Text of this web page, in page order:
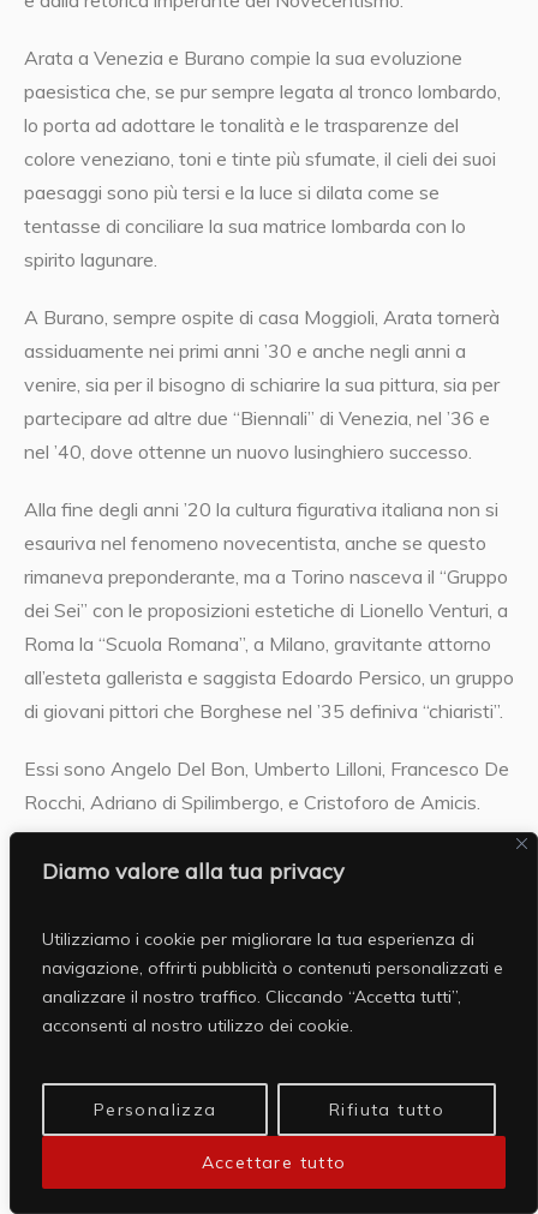
Diamo valore alla tua privacy
Utilizziamo i cookie per migliorare la tua esperienza di
navigazione, offrirti pubblicità o contenuti personalizzati e
analizzare il nostro traffico. Cliccando “Accetta tutti”,
acconsenti al nostro utilizzo dei cookie.
Personalizza Rifiuta tutto
Accettare tutto
Arata a Venezia e Burano compie la sua evoluzione
paesistica che, se pur sempre legata al tronco lombardo,
lo porta ad adottare le tonalità e le trasparenze del
colore veneziano, toni e tinte più sfumate, il cieli dei suoi
paesaggi sono più tersi e la luce si dilata come se
tentasse di conciliare la sua matrice lombarda con lo
spirito lagunare.
A Burano, sempre ospite di casa Moggioli, Arata tornerà
assiduamente nei primi anni ’30 e anche negli anni a
venire, sia per il bisogno di schiarire la sua pittura, sia per
partecipare ad altre due “Biennali” di Venezia, nel ’36 e
nel ’40, dove ottenne un nuovo lusinghiero successo.
Alla fine degli anni ’20 la cultura figurativa italiana non si
esauriva nel fenomeno novecentista, anche se questo
rimaneva preponderante, ma a Torino nasceva il “Gruppo
dei Sei” con le proposizioni estetiche di Lionello Venturi, a
Roma la “Scuola Romana”, a Milano, gravitante attorno
all’esteta gallerista e saggista Edoardo Persico, un gruppo
di giovani pittori che Borghese nel ’35 definiva “chiaristi”.
Essi sono Angelo Del Bon, Umberto Lilloni, Francesco De
Rocchi, Adriano di Spilimbergo, e Cristoforo de Amicis.
Di Del Bon, che è il più anziano del gruppo e certamente
ricorderà gli incontri in galleria a Milano improntati a
grande stima reciproca, in alcune pagine dei suoi ‘appunti’.
Arata non può definirsi chiarista, perché resta più solido,
rappresentazione, ma certamente partecipa ancora una
volta al dibattito culturale sul ‘chiarismo’ anche se il suo
sguardo è più rivolto verso Venezia.